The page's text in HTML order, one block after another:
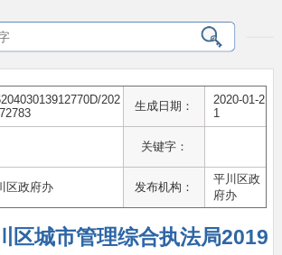
202
生成日期：
2020-01-2
1
关键字：
区政府办 发布机构：
平川区政
府办
区城市管理综合执法局2019